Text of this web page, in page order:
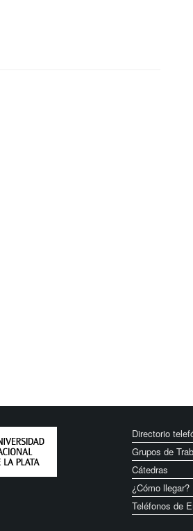
Directorio
Grupos de
Cátedras
¿Cómo llegar?
Teléfonos de